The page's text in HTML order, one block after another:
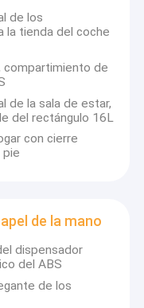
de los
la tienda del coche
compartimiento de
de la sala de estar,
del rectángulo 16L
con cierre
pie
de la mano
dispensador
del ABS
de los
con un poco de
conveniente y
Y hasta ahora,
del trabajo es
así que entregamos
del comercio exterior, y
los países
USD.Our son Francia,
Singapur y mañana